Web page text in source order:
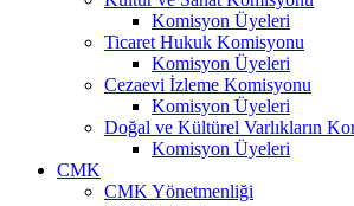
Komisyon Üyeleri
Ticaret Hukuk Komisyonu
Komisyon Üyeleri
Cezaevi İzleme Komisyonu
Komisyon Üyeleri
Doğal ve Kültürel Varlıkların
Komisyon Üyeleri
CMK
CMK Yönetmenliği